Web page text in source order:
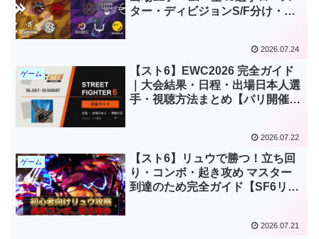
ター・ディビジョンS/F分け・日
2026.07.24
ゲーム
【スト6】EWC2026 完全ガイド
｜大会結果・日程・出場日本人選
手・視聴方法まとめ【パリ開催
2026.07.22
ゲーム
【スト6】リュウで勝つ！立ち回
り・コンボ・起き攻め マスター
到達のため完全ガイド【SF6リュ
2026.07.21